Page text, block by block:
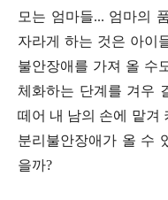
모는 엄마들... 엄마의
자라게 하는 것은 아이
불안장애를 가져 올 수
체화하는 단계를 겨우
떼어 내 남의 손에 맡겨
분리불안장애가 올 수
을까?